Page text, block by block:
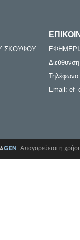
ΣΚΟΥΦΟΥ
Email:
Απαγορεύεται η